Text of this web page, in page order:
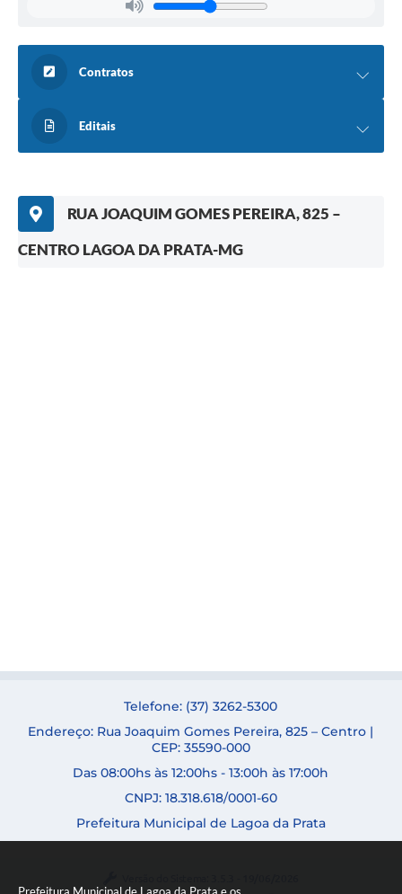
Termos de Uso & Política de Privacidade
Links
Contratos
Editais
RUA JOAQUIM GOMES PEREIRA, 825 –
CENTRO LAGOA DA PRATA-MG
Telefone: (37) 3262-5300
Endereço: Rua Joaquim Gomes Pereira, 825 – Centro |
CEP: 35590-000
Das 08:00hs às 12:00hs - 13:00h às 17:00h
CNPJ: 18.318.618/0001-60
Prefeitura Municipal de Lagoa da Prata